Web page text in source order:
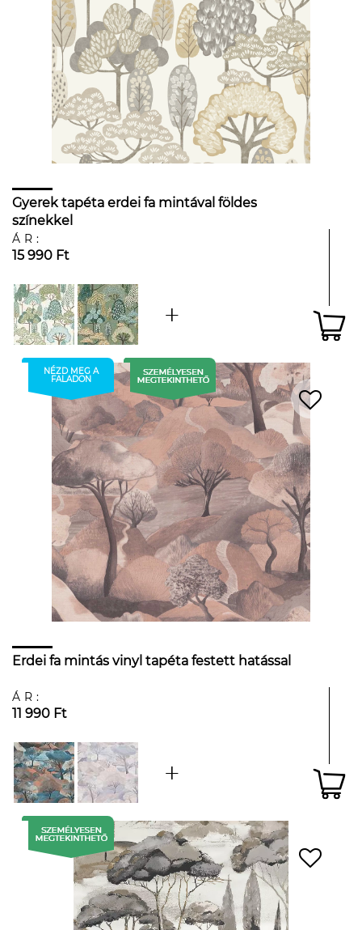
Gyerek tapéta erdei fa mintával földes
színekkel
ÁR:
15 990 Ft
NÉZD MEG A
FALADON
Erdei fa mintás vinyl tapéta festett hatással
ÁR:
11 990 Ft